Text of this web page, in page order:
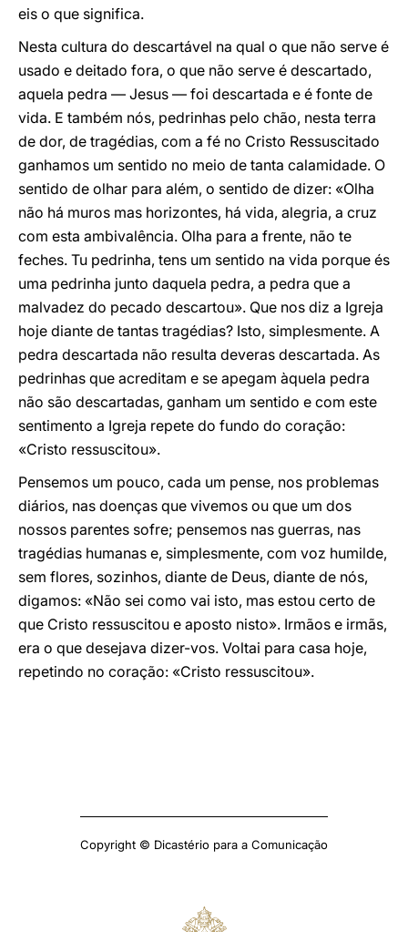
eis o que significa.
Nesta cultura do descartável na qual o que não serve é
usado e deitado fora, o que não serve é descartado,
aquela pedra — Jesus — foi descartada e é fonte de
vida. E também nós, pedrinhas pelo chão, nesta terra
de dor, de tragédias, com a fé no Cristo Ressuscitado
ganhamos um sentido no meio de tanta calamidade. O
sentido de olhar para além, o sentido de dizer: «Olha
não há muros mas horizontes, há vida, alegria, a cruz
com esta ambivalência. Olha para a frente, não te
feches. Tu pedrinha, tens um sentido na vida porque és
uma pedrinha junto daquela pedra, a pedra que a
malvadez do pecado descartou». Que nos diz a Igreja
hoje diante de tantas tragédias? Isto, simplesmente. A
pedra descartada não resulta deveras descartada. As
pedrinhas que acreditam e se apegam àquela pedra
não são descartadas, ganham um sentido e com este
sentimento a Igreja repete do fundo do coração:
«Cristo ressuscitou».
Pensemos um pouco, cada um pense, nos problemas
diários, nas doenças que vivemos ou que um dos
nossos parentes sofre; pensemos nas guerras, nas
tragédias humanas e, simplesmente, com voz humilde,
sem flores, sozinhos, diante de Deus, diante de nós,
digamos: «Não sei como vai isto, mas estou certo de
que Cristo ressuscitou e aposto nisto». Irmãos e irmãs,
era o que desejava dizer-vos. Voltai para casa hoje,
repetindo no coração: «Cristo ressuscitou».
Copyright © Dicastério para a Comunicação